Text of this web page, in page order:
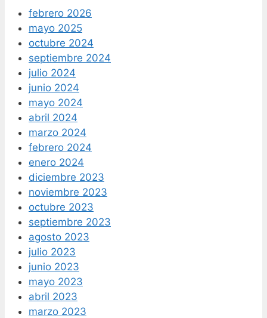
febrero 2026
mayo 2025
octubre 2024
septiembre 2024
julio 2024
junio 2024
mayo 2024
abril 2024
marzo 2024
febrero 2024
enero 2024
diciembre 2023
noviembre 2023
octubre 2023
septiembre 2023
agosto 2023
julio 2023
junio 2023
mayo 2023
abril 2023
marzo 2023